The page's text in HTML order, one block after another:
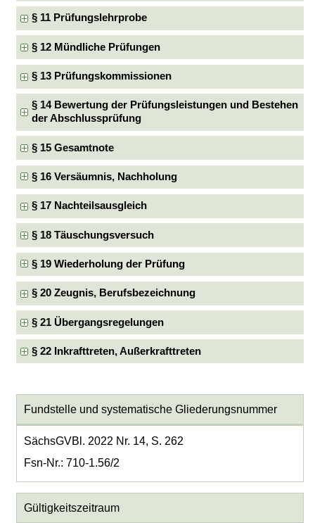
§ 11 Prüfungslehrprobe
§ 12 Mündliche Prüfungen
§ 13 Prüfungskommissionen
§ 14 Bewertung der Prüfungsleistungen und Bestehen
der Abschlussprüfung
§ 15 Gesamtnote
§ 16 Versäumnis, Nachholung
§ 17 Nachteilsausgleich
§ 18 Täuschungsversuch
§ 19 Wiederholung der Prüfung
§ 20 Zeugnis, Berufsbezeichnung
§ 21 Übergangsregelungen
§ 22 Inkrafttreten, Außerkrafttreten
Fundstelle und systematische Gliederungsnummer
SächsGVBl. 2022 Nr. 14, S. 262
Fsn-Nr.: 710-1.56/2
Gültigkeitszeitraum